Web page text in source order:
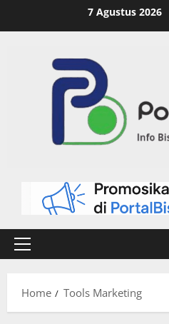
7 Agustus 2026
Home Tools Marketing